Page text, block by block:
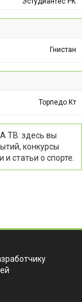
Гнистан
Торпедо Кт
ТВ: здесь вы
конкурсы
и статьи о спорте.